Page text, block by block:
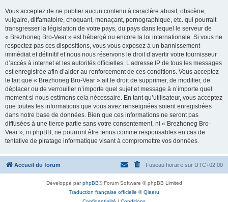
Vous acceptez de ne publier aucun contenu à caractère abusif, obscène,
vulgaire, diffamatoire, choquant, menaçant, pornographique, etc. qui pourrait
transgresser la législation de votre pays, du pays dans lequel le serveur de
« Brezhoneg Bro-Vear » est hébergé ou encore la loi internationale. Si vous ne
respectez pas ces dispositions, vous vous exposez à un bannissement
immédiat et définitif et nous nous réservons le droit d’avertir votre fournisseur
d’accès à internet et les autorités officielles. L’adresse IP de tous les messages
est enregistrée afin d’aider au renforcement de ces conditions. Vous acceptez
le fait que « Brezhoneg Bro-Vear » ait le droit de supprimer, de modifier, de
déplacer ou de verrouiller n’importe quel sujet et message à n’importe quel
moment si nous estimons cela nécessaire. En tant qu’utilisateur, vous acceptez
que toutes les informations que vous avez renseignées soient enregistrées
dans notre base de données. Bien que ces informations ne seront pas
diffusées à une tierce partie sans votre consentement, ni « Brezhoneg Bro-
Vear », ni phpBB, ne pourront être tenus comme responsables en cas de
tentative de piratage informatique visant à compromettre vos données.
Accueil du forum Fuseau horaire sur UTC+02:00
Développé parphpBB® Forum Software © phpBB Limited
Traduction française officielle ©Qiaeru